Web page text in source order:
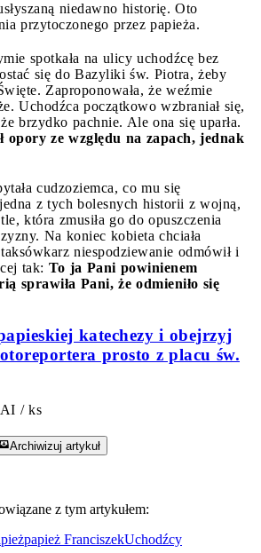
niedawno historię. Oto
przytoczonego przez papieża.
spotkała na ulicy uchodźcę bez
się do Bazyliki św. Piotra, żeby
Zaproponowała, że weźmie
Uchodźca początkowo wzbraniał się,
brzydko pachnie. Ale ona się uparła.
opory ze względu na zapach, jednak
cudzoziemca, co mu się
z tych bolesnych historii z wojną,
która zmusiła go do opuszczenia
Na koniec kobieta chciała
niespodziewanie odmówił i
tak: To ja Pani powinienem
sprawiła Pani, że odmieniło się
katechezy i obejrzyj
prosto z placu św.
/ ks
Archiwizuj artykuł
z tym artykułem:
papież FranciszekUchodźcy